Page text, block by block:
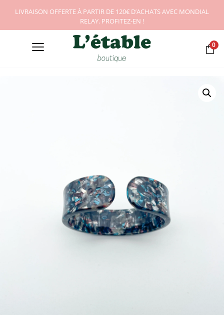
LIVRAISON OFFERTE À PARTIR DE 120€ D’ACHATS AVEC MONDIAL
RELAY. PROFITEZ-EN !
0